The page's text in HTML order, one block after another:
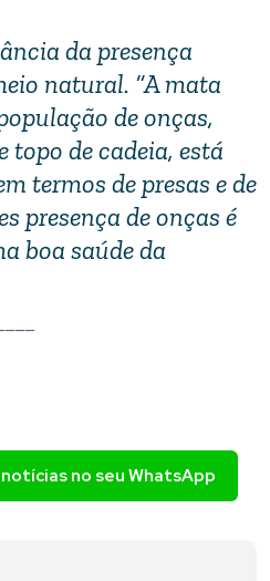
da presença
natural. “A mata
de onças,
topo de cadeia, está
termos de presas e de
presença de onças é
boa saúde da
no seu WhatsApp